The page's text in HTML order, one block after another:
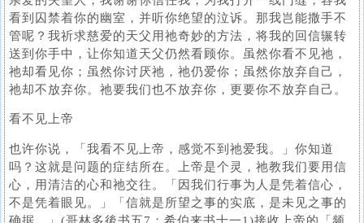
看到囚禁着你的幽室，并听你绝望的泣诉。那我岂能撒手不
管呢？我祈求慈爱的天父用祂奇妙的方法，将我的回信辗转
送到你手中，让你知道天父仍然看顾你。虽然你看不见祂，
祂却看见你；虽然你讨厌祂，祂仍爱你；虽然你放弃自己，
祂却不放弃你。祂要我们也不放弃你，更要你不放弃自己。
看不见上帝
也许你说，「我看不见上帝，感觉不到祂爱我。」你知道
吗？这就是问题的症结所在。上帝是个灵，祂教我们要用信
心，用清洁的心和祂交往。「因我们行事为人是凭着信心，
不是凭着眼见。」「信就是所望之事的实底，是未见之事的